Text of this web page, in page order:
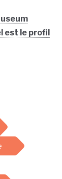
est le profil